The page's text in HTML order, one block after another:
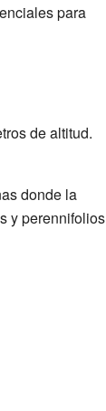
para
de altitud.
donde la
y perennifolios